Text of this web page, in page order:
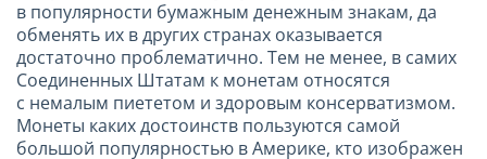
в популярности бумажным денежным знакам, да
обменять их в других странах оказывается
достаточно проблематично. Тем не менее, в самих
Соединенных Штатам к монетам относятся
с немалым пиететом и здоровым консерватизмом.
Монеты каких достоинств пользуются самой
большой популярностью в Америке, кто изображен